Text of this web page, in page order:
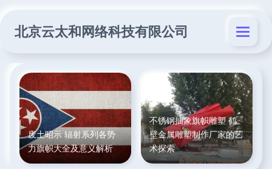
北京云太和网络科技有限公司
废土昭示 辐射系列各势
力旗帜大全及意义解析
不锈钢抽象旗帜雕塑 鹤
壁金属雕塑制作厂家的艺
术探索